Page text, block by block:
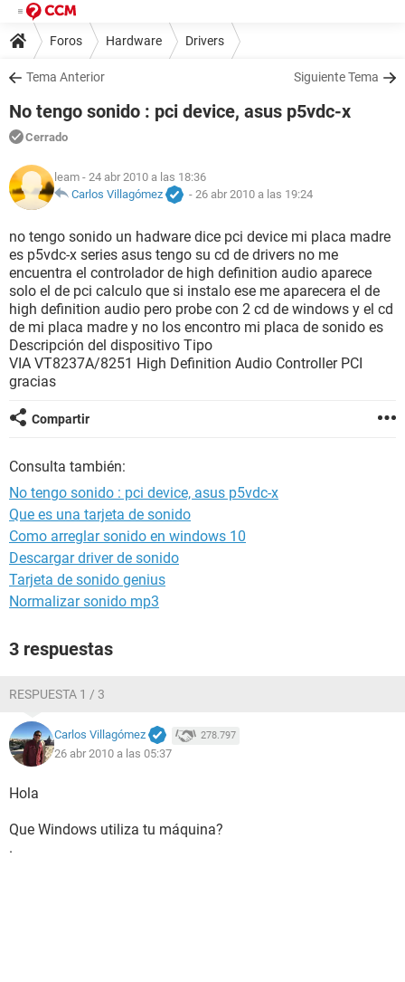
Foros Hardware Drivers
Tema Anterior Siguiente Tema
No tengo sonido : pci device, asus p5vdc-x
Cerrado
leam - 24 abr 2010 a las 18:36
Carlos Villagómez
- 26 abr 2010 a las 19:24
no tengo sonido un hadware dice pci device mi placa madre
es p5vdc-x series asus tengo su cd de drivers no me
encuentra el controlador de high definition audio aparece
solo el de pci calculo que si instalo ese me aparecera el de
high definition audio pero probe con 2 cd de windows y el cd
de mi placa madre y no los encontro mi placa de sonido es
Descripción del dispositivo Tipo
VIA VT8237A/8251 High Definition Audio Controller PCI
gracias
Compartir
Consulta también:
No tengo sonido : pci device, asus p5vdc-x
Que es una tarjeta de sonido
Como arreglar sonido en windows 10
Descargar driver de sonido
Tarjeta de sonido genius
Normalizar sonido mp3
3 respuestas
RESPUESTA 1 / 3
Carlos Villagómez 278.797
26 abr 2010 a las 05:37
Hola
Que Windows utiliza tu máquina?
.